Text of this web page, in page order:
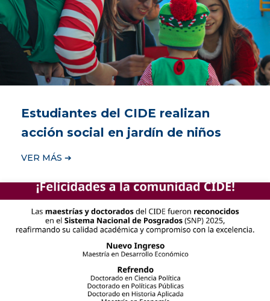
Estudiantes del CIDE realizan
acción social en jardín de niños
VER MÁS ➔